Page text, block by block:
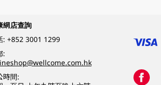
網店查詢
: +852 3001 1299
:
時間: